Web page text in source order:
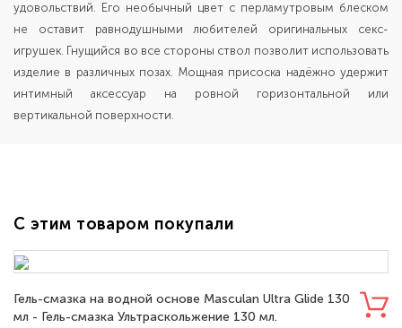
удовольствий. Его необычный цвет с перламутровым блеском
не оставит равнодушными любителей оригинальных секс-
игрушек. Гнущийся во все стороны ствол позволит использовать
изделие в различных позах. Мощная присоска надёжно удержит
интимный аксессуар на ровной горизонтальной или
вертикальной поверхности.
С этим товаром покупали
Гель-смазка на водной основе Masculan Ultra Glide 130
мл - Гель-смазка Ультраскольжение 130 мл.